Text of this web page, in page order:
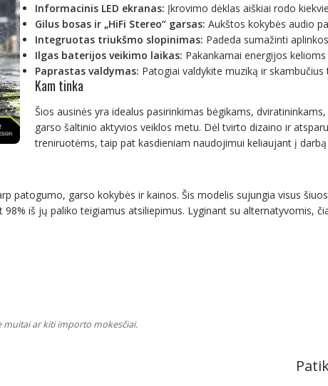
Informacinis LED ekranas: Įkrovimo dėklas aiškiai rodo
Gilus bosas ir „HiFi Stereo“ garsas: Aukštos kokybės audio
Integruotas triukšmo slopinimas: Padeda sumažinti
Ilgas baterijos veikimo laikas: Pakankamai energijos
Paprastas valdymas: Patogiai valdykite muziką ir
Kam tinka
Šios ausinės yra idealus pasirinkimas bėgikams,
garso šaltinio aktyvios veiklos metu. Dėl tvirto dizaino ir
treniruotėms, taip pat kasdieniam naudojimui keliaujant į
patogumo, garso kokybės ir kainos. Šis modelis sujungia visus
iš jų paliko teigiamus atsiliepimus. Lyginant su alternatyvomis,
ar kiti importo mokesčiai.